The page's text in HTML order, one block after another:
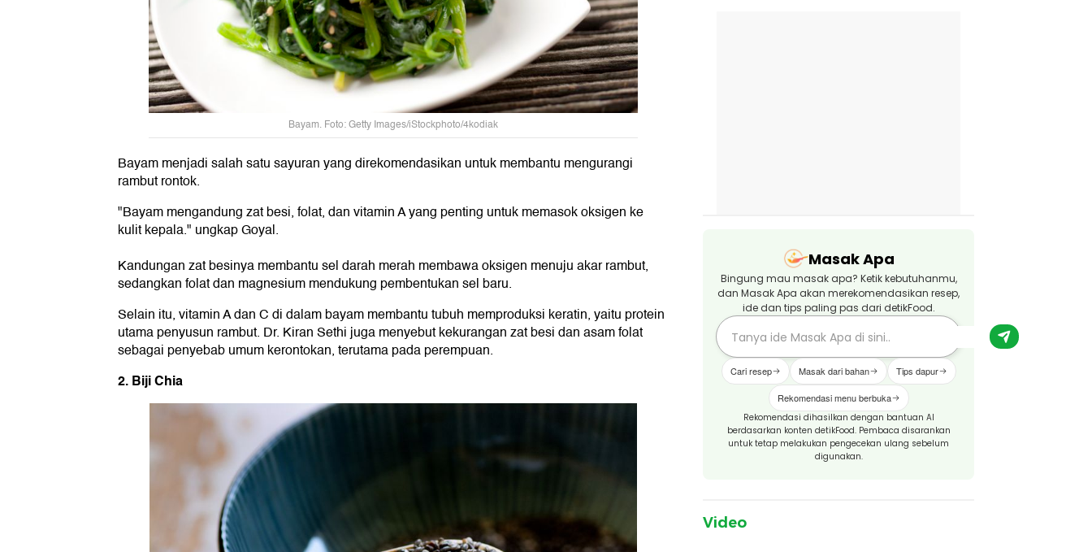
Bayam. Foto: Getty Images/iStockphoto/4kodiak
Bayam menjadi salah satu sayuran yang direkomendasikan untuk membantu mengurangi
rambut rontok.
"Bayam mengandung zat besi, folat, dan vitamin A yang penting untuk memasok oksigen ke
kulit kepala." ungkap Goyal.
Kandungan zat besinya membantu sel darah merah membawa oksigen menuju akar rambut,
sedangkan folat dan magnesium mendukung pembentukan sel baru.
Selain itu, vitamin A dan C di dalam bayam membantu tubuh memproduksi keratin, yaitu protein
utama penyusun rambut. Dr. Kiran Sethi juga menyebut kekurangan zat besi dan asam folat
sebagai penyebab umum kerontokan, terutama pada perempuan.
2. Biji Chia
Masak Apa
Bingung mau masak apa? Ketik kebutuhanmu,
dan Masak Apa akan merekomendasikan resep,
ide dan tips paling pas dari detikFood.
Cari resep Masak dari bahan Tips dapur
Rekomendasi menu berbuka
Rekomendasi dihasilkan dengan bantuan AI
berdasarkan konten detikFood. Pembaca disarankan
untuk tetap melakukan pengecekan ulang sebelum
digunakan.
Video